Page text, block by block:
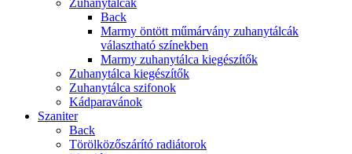
Zuhanytálcák
Back
Marmy öntött műmárvány zuhanytálcák
választható színekben
Marmy zuhanytálca kiegészítők
Zuhanytálca kiegészítők
Zuhanytálca szifonok
Kádparavánok
Szaniter
Back
Törölközőszárító radiátorok